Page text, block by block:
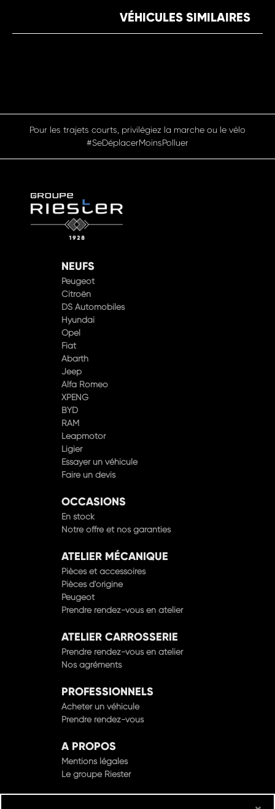
VÉHICULES SIMILAIRES
Pour les trajets courts, privilégiez la marche ou le vélo
#SeDéplacerMoinsPolluer
NEUFS
Peugeot
Citroën
DS Automobiles
Hyundai
Opel
Fiat
Abarth
Jeep
Alfa Romeo
XPENG
BYD
RAM
Leapmotor
Ligier
Essayer un véhicule
Faire un devis
OCCASIONS
En stock
Notre offre et nos garanties
ATELIER MÉCANIQUE
Pièces et accessoires
Pièces d'origine
Peugeot
Prendre rendez-vous en atelier
ATELIER CARROSSERIE
Prendre rendez-vous en atelier
Nos agréments
PROFESSIONNELS
Acheter un véhicule
Prendre rendez-vous
A PROPOS
Mentions légales
Le groupe Riester